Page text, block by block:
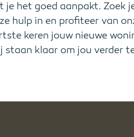
je het goed aanpakt. Zoek
hulp in en profiteer van
keren jouw nieuwe
staan klaar om jou verder